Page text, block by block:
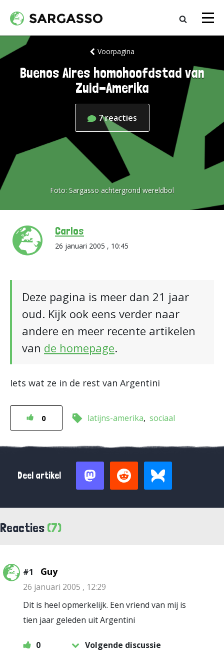
Voorpagina
Buenos Aires homohoofdstad van
Zuid-Amerika
7reacties
Foto: Sargasso achtergrond wereldbol
Carlos
26 januari 2005 , 10:45
Deze pagina is meer dan 21 jaar
oud. Kijk ook eens verder naar
andere en meer recente artikelen
van de homepage.
Iets wat ze in de rest van Argentini
0 latijns-amerika sociaal
Deel artikel
Reacties (7)
#1 Guy
26 januari 2005 , 12:29
Dit is heel opmerkelijk. Een vriend van mij is
tien jaar geleden uit Argentini
0 Volgende discussie